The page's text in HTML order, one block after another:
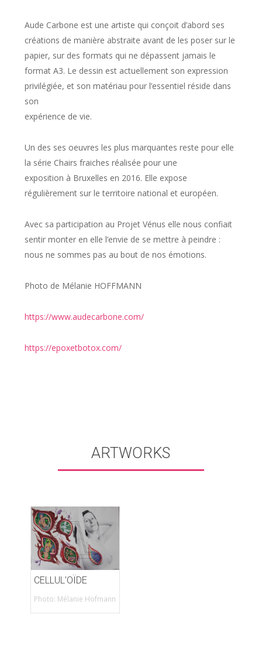
Aude Carbone est une artiste qui conçoit d’abord ses
créations de manière abstraite avant de les poser sur le
papier, sur des formats qui ne dépassent jamais le
format A3. Le dessin est actuellement son expression
privilégiée, et son matériau pour l’essentiel réside dans
son
expérience de vie.
Un des ses oeuvres les plus marquantes reste pour elle
la série Chairs fraiches réalisée pour une
exposition à Bruxelles en 2016. Elle expose
régulièrement sur le territoire national et européen.
Avec sa participation au Projet Vénus elle nous confiait
sentir monter en elle l’envie de se mettre à peindre :
nous ne sommes pas au bout de nos émotions.
Photo de Mélanie HOFFMANN
https://www.audecarbone.com/
https://epoxetbotox.com/
ARTWORKS
CELLUL'OÏDE
Photo: Mélanie Hofmann